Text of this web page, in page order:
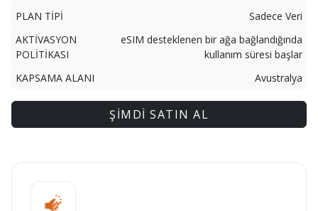
PLAN TİPİ
Sadece Veri
AKTİVASYON
POLİTİKASI
eSIM desteklenen bir ağa bağlandığında
kullanım süresi başlar
KAPSAMA ALANI
Avustralya
ŞİMDİ SATIN AL